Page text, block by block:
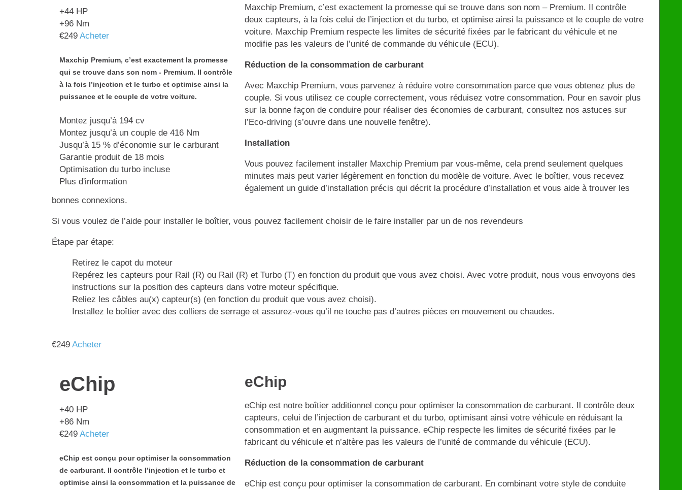
+44 HP
+96 Nm
€249 Acheter
Maxchip Premium, c’est exactement la promesse
qui se trouve dans son nom - Premium. Il contrôle
à la fois l’injection et le turbo et optimise ainsi la
puissance et le couple de votre voiture.
Montez jusqu’à 194 cv
Montez jusqu’à un couple de 416 Nm
Jusqu’à 15 % d’économie sur le carburant
Garantie produit de 18 mois
Optimisation du turbo incluse
Plus d'information
Maxchip Premium, c’est exactement la promesse qui se trouve dans son nom – Premium. Il contrôle
deux capteurs, à la fois celui de l’injection et du turbo, et optimise ainsi la puissance et le couple de votre
voiture. Maxchip Premium respecte les limites de sécurité fixées par le fabricant du véhicule et ne
modifie pas les valeurs de l’unité de commande du véhicule (ECU).
Réduction de la consommation de carburant
Avec Maxchip Premium, vous parvenez à réduire votre consommation parce que vous obtenez plus de
couple. Si vous utilisez ce couple correctement, vous réduisez votre consommation. Pour en savoir plus
sur la bonne façon de conduire pour réaliser des économies de carburant, consultez nos astuces sur
l’Eco-driving (s’ouvre dans une nouvelle fenêtre).
Installation
Vous pouvez facilement installer Maxchip Premium par vous-même, cela prend seulement quelques
minutes mais peut varier légèrement en fonction du modèle de voiture. Avec le boîtier, vous recevez
également un guide d’installation précis qui décrit la procédure d’installation et vous aide à trouver les
bonnes connexions.
Si vous voulez de l’aide pour installer le boîtier, vous pouvez facilement choisir de le faire installer par un de nos revendeurs
Étape par étape:
Retirez le capot du moteur
Repérez les capteurs pour Rail (R) ou Rail (R) et Turbo (T) en fonction du produit que vous avez choisi. Avec votre produit, nous vous envoyons des
instructions sur la position des capteurs dans votre moteur spécifique.
Reliez les câbles au(x) capteur(s) (en fonction du produit que vous avez choisi).
Installez le boîtier avec des colliers de serrage et assurez-vous qu’il ne touche pas d’autres pièces en mouvement ou chaudes.
€249 Acheter
eChip
+40 HP
+86 Nm
€249 Acheter
eChip est conçu pour optimiser la consommation
de carburant. Il contrôle l’injection et le turbo et
optimise ainsi la consommation et la puissance de
eChip
eChip est notre boîtier additionnel conçu pour optimiser la consommation de carburant. Il contrôle deux
capteurs, celui de l’injection de carburant et du turbo, optimisant ainsi votre véhicule en réduisant la
consommation et en augmentant la puissance. eChip respecte les limites de sécurité fixées par le
fabricant du véhicule et n’altère pas les valeurs de l’unité de commande du véhicule (ECU).
Réduction de la consommation de carburant
eChip est conçu pour optimiser la consommation de carburant. En combinant votre style de conduite